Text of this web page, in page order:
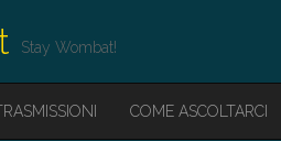
Stay Wombat!
COME ASCOLTARCI